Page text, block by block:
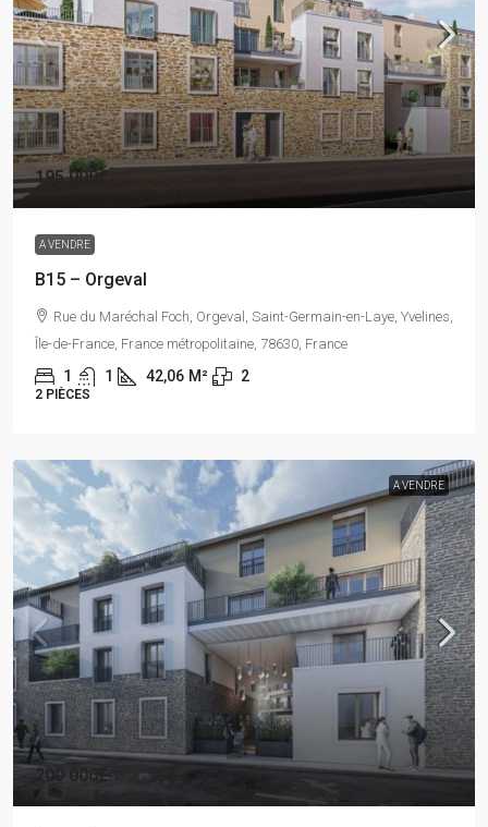
195 000€
A VENDRE
B15 – Orgeval
Rue du Maréchal Foch, Orgeval, Saint-Germain-en-Laye, Yvelines,
Île-de-France, France métropolitaine, 78630, France
1 1 42,06 M² 2
2 PIÈCES
A VENDRE
200 000€